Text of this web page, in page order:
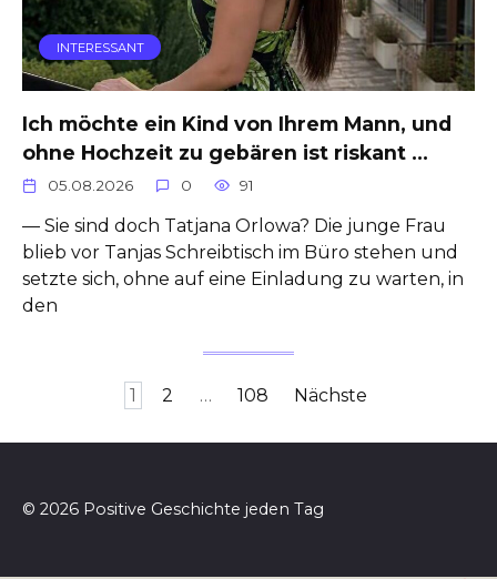
INTERESSANT
Ich möchte ein Kind von Ihrem Mann, und
ohne Hochzeit zu gebären ist riskant …
05.08.2026 0 91
— Sie sind doch Tatjana Orlowa? Die junge Frau
blieb vor Tanjas Schreibtisch im Büro stehen und
setzte sich, ohne auf eine Einladung zu warten, in
den
Seitennummerierung
Beiträge
1 2 … 108 Nächste
© 2026 Positive Geschichte jeden Tag